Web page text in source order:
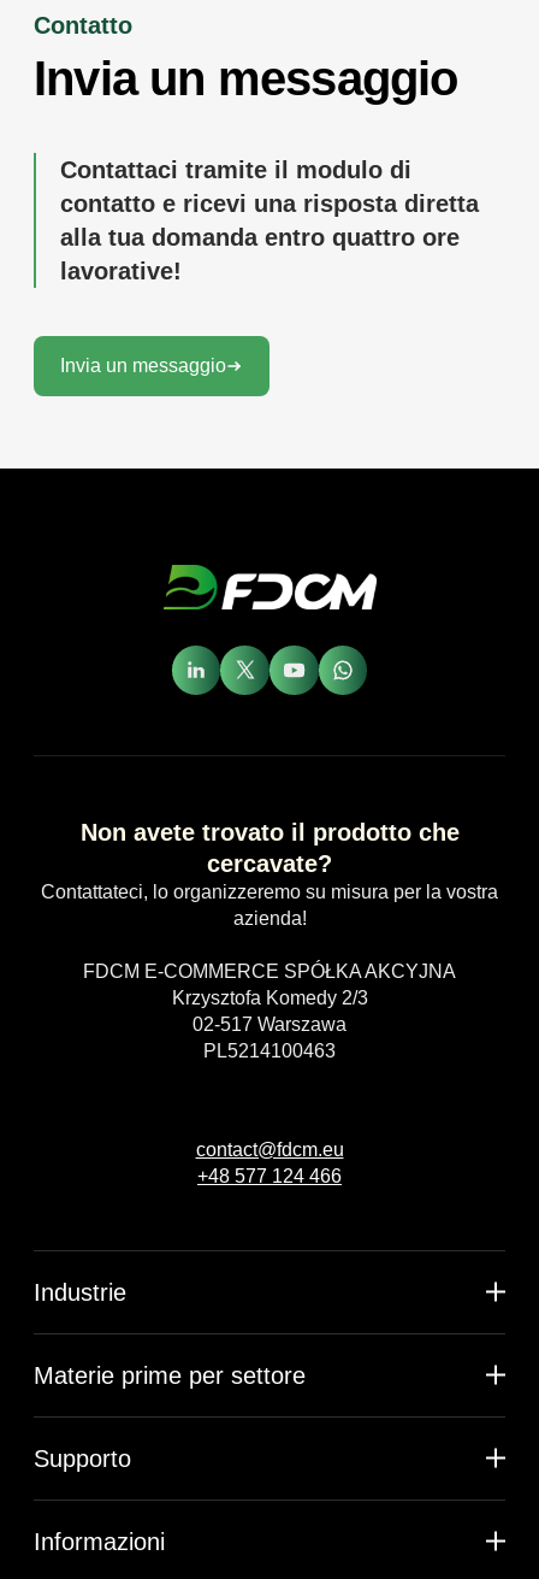
Contatto
Invia un messaggio
Contattaci tramite il modulo di
contatto e ricevi una risposta diretta
alla tua domanda entro quattro ore
lavorative!
Invia un messaggio
Non avete trovato il prodotto che
cercavate?
Contattateci, lo organizzeremo su misura per la vostra
azienda!
FDCM E-COMMERCE SPÓŁKA AKCYJNA
Krzysztofa Komedy 2/3
02-517 Warszawa
PL5214100463
contact@fdcm.eu
+48 577 124 466
Industrie
Materie prime per settore
Supporto
Informazioni